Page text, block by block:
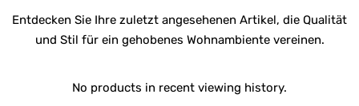
Entdecken Sie Ihre zuletzt angesehenen Artikel, die Qualität
und Stil für ein gehobenes Wohnambiente vereinen.
No products in recent viewing history.